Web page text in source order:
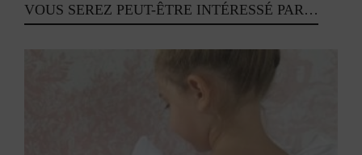
VOUS SEREZ PEUT-ÊTRE INTÉRESSÉ PAR…